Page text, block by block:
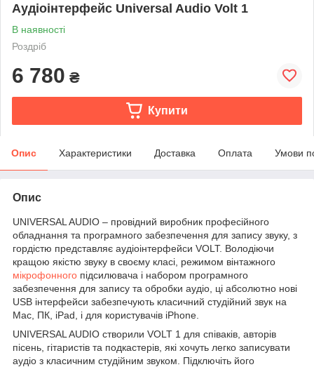
Аудіоінтерфейс Universal Audio Volt 1
В наявності
Роздріб
6 780 ₴
Купити
Опис Характеристики Доставка Оплата Умови
Опис
UNIVERSAL AUDIO – провідний виробник професійного
обладнання та програмного забезпечення для запису звуку, з
гордістю представляє аудіоінтерфейси VOLT. Володіючи
кращою якістю звуку в своєму класі, режимом вінтажного
мікрофонного підсилювача і набором програмного
забезпечення для запису та обробки аудіо, ці абсолютно нові
USB інтерфейси забезпечують класичний студійний звук на
Mac, ПК, iPad, і для користувачів iPhone.
UNIVERSAL AUDIO створили VOLT 1 для співаків, авторів
пісень, гітаристів та подкастерів, які хочуть легко записувати
аудіо з класичним студійним звуком. Підключіть його